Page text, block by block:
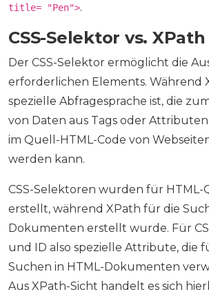
title= "Pen">.
CSS-Selektor vs. XPath
Der CSS-Selektor ermöglicht die
erforderlichen Elements. Während
spezielle Abfragesprache ist, die
von Daten aus Tags oder Attributen
im Quell-HTML-Code von
werden kann.
CSS-Selektoren wurden für HTML-
erstellt, während XPath für die
Dokumenten erstellt wurde. Für
und ID also spezielle Attribute, die
Suchen in HTML-Dokumenten
Aus XPath-Sicht handelt es sich